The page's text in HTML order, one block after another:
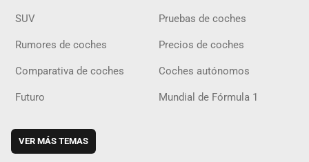
SUV Pruebas de coches
Rumores de coches Precios de coches
Comparativa de coches Coches autónomos
Futuro Mundial de Fórmula 1
VER MÁS TEMAS